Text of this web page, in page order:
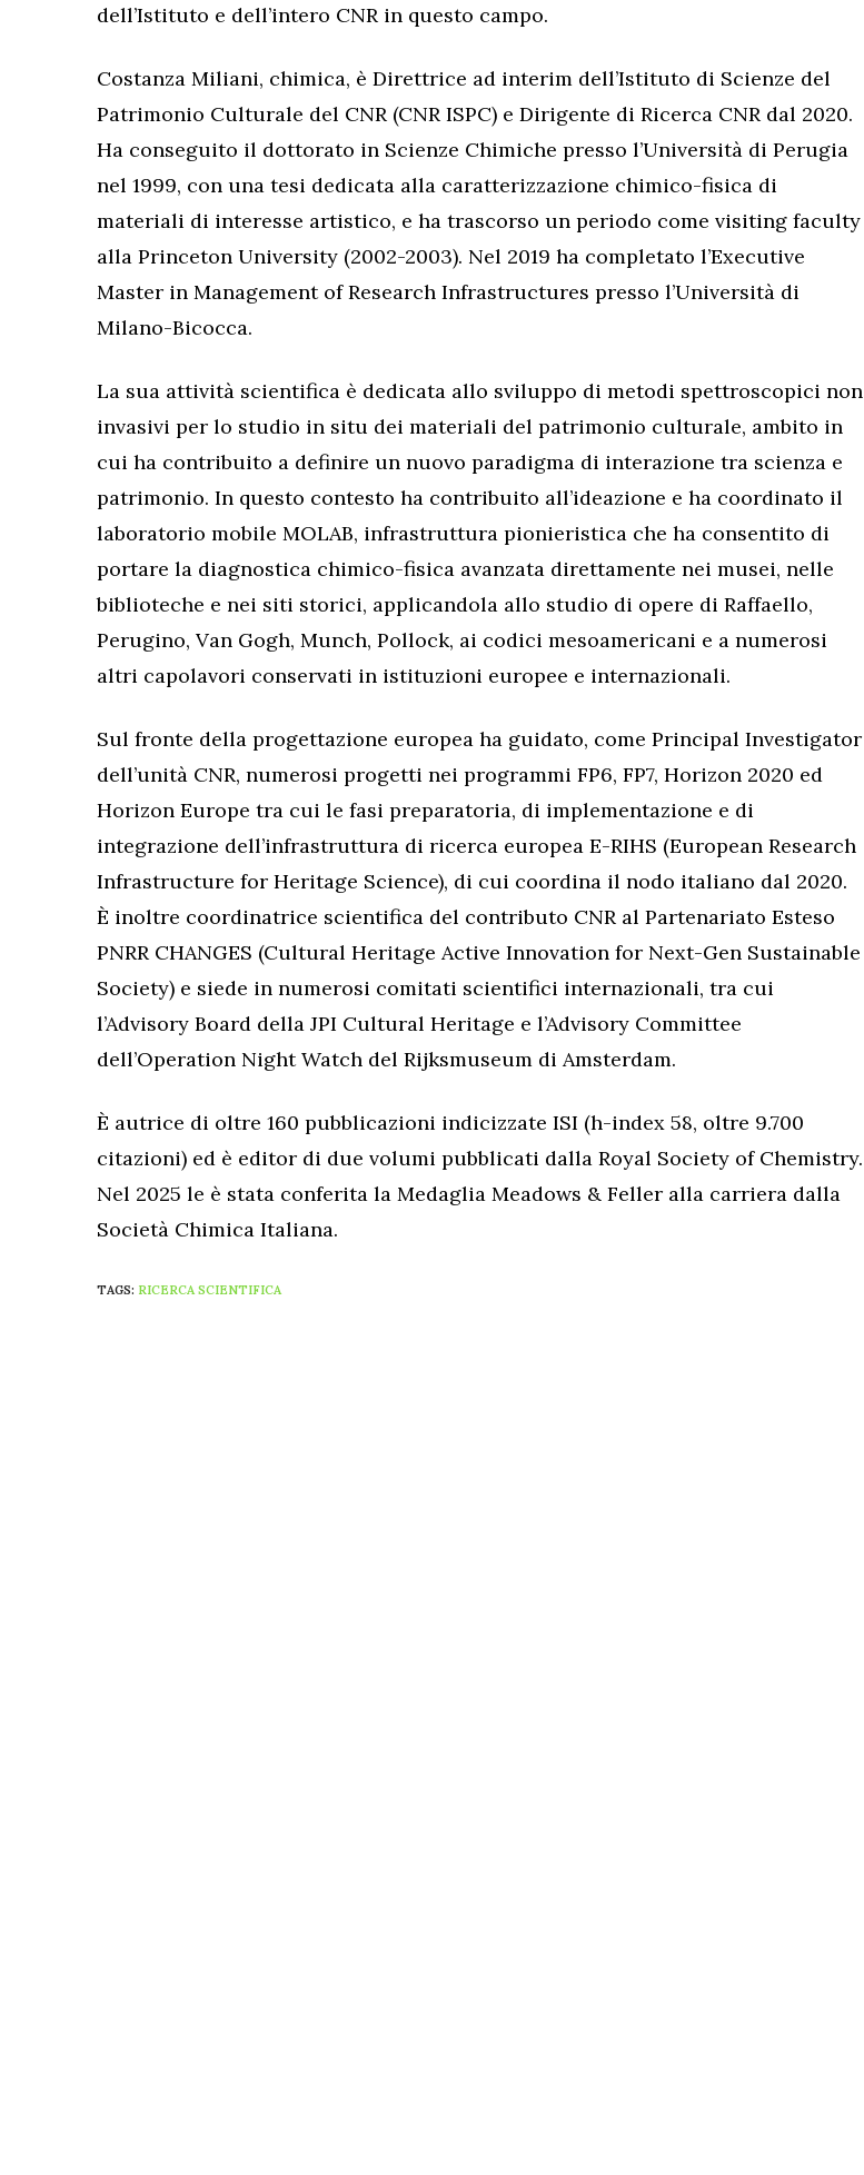
dell’Istituto e dell’intero CNR in questo campo.
Costanza Miliani, chimica, è Direttrice ad interim dell’Istituto di Scienze del
Patrimonio Culturale del CNR (CNR ISPC) e Dirigente di Ricerca CNR dal 2020.
Ha conseguito il dottorato in Scienze Chimiche presso l’Università di Perugia
nel 1999, con una tesi dedicata alla caratterizzazione chimico-fisica di
materiali di interesse artistico, e ha trascorso un periodo come visiting faculty
alla Princeton University (2002-2003). Nel 2019 ha completato l’Executive
Master in Management of Research Infrastructures presso l’Università di
Milano-Bicocca.
La sua attività scientifica è dedicata allo sviluppo di metodi spettroscopici non
invasivi per lo studio in situ dei materiali del patrimonio culturale, ambito in
cui ha contribuito a definire un nuovo paradigma di interazione tra scienza e
patrimonio. In questo contesto ha contribuito all’ideazione e ha coordinato il
laboratorio mobile MOLAB, infrastruttura pionieristica che ha consentito di
portare la diagnostica chimico-fisica avanzata direttamente nei musei, nelle
biblioteche e nei siti storici, applicandola allo studio di opere di Raffaello,
Perugino, Van Gogh, Munch, Pollock, ai codici mesoamericani e a numerosi
altri capolavori conservati in istituzioni europee e internazionali.
Sul fronte della progettazione europea ha guidato, come Principal Investigator
dell’unità CNR, numerosi progetti nei programmi FP6, FP7, Horizon 2020 ed
Horizon Europe tra cui le fasi preparatoria, di implementazione e di
integrazione dell’infrastruttura di ricerca europea E-RIHS (European Research
Infrastructure for Heritage Science), di cui coordina il nodo italiano dal 2020.
È inoltre coordinatrice scientifica del contributo CNR al Partenariato Esteso
PNRR CHANGES (Cultural Heritage Active Innovation for Next-Gen Sustainable
Society) e siede in numerosi comitati scientifici internazionali, tra cui
l’Advisory Board della JPI Cultural Heritage e l’Advisory Committee
dell’Operation Night Watch del Rijksmuseum di Amsterdam.
È autrice di oltre 160 pubblicazioni indicizzate ISI (h-index 58, oltre 9.700
citazioni) ed è editor di due volumi pubblicati dalla Royal Society of Chemistry.
Nel 2025 le è stata conferita la Medaglia Meadows & Feller alla carriera dalla
Società Chimica Italiana.
TAGS: RICERCA SCIENTIFICA